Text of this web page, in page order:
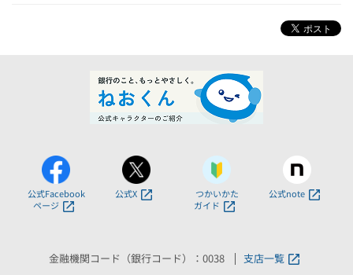
公式Facebook
ページ
公式X
つかいかた
ガイド
公式note
金融機関コード（銀行コード）：0038 支店一覧